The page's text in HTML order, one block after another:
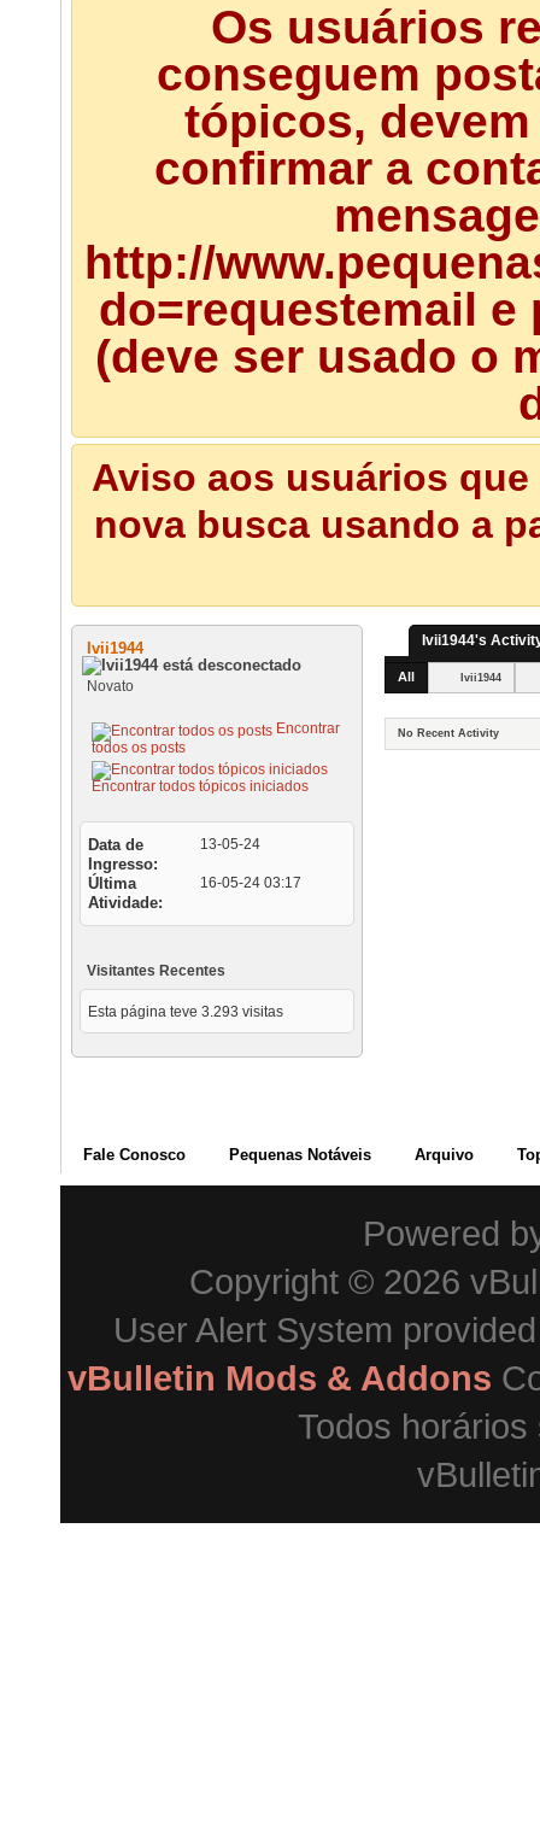
Os usuários
conseguem
tópicos,
confirmar a
http://
do=requestemail
(deve ser usado o
Aviso aos usuários
nova busca usando a
Ivii1944
Novato
Encontrar
todos os posts
Encontrar todos tópicos iniciados
Data de
Ingresso
13-05-24
Última
Atividade
16-05-24 03:17
Visitantes Recentes
Esta página teve 3.293 visitas
Ivii1944's
All Ivii1944
No Recent Activity
Fale Conosco Pequenas Notáveis Arquivo
Powered
Copyright © 2026
User Alert System
vBulletin Mods & Addons
Todos